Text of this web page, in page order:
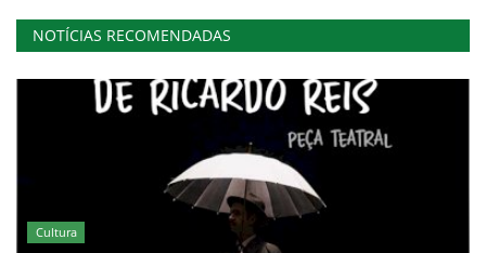
NOTÍCIAS RECOMENDADAS
Cultura